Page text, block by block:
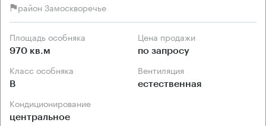
район Замоскворечье
Площадь особняка
970 кв.м
Цена продажи
по запросу
Класс особняка
B
Вентиляция
естественная
Кондиционирование
центральное